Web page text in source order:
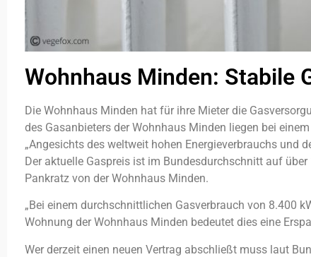
Wohnhaus Minden: Stabile
Die Wohnhaus Minden hat für ihre Mieter die
des Gasanbieters der Wohnhaus Minden liegen bei
„Angesichts des weltweit hohen Energieverbrauchs und
Der aktuelle Gaspreis ist im Bundesdurchschnitt auf
Pankratz von der Wohnhaus Minden.
„Bei einem durchschnittlichen Gasverbrauch von 8.400
Wohnung der Wohnhaus Minden bedeutet dies eine
Wer derzeit einen neuen Vertrag abschließt muss laut